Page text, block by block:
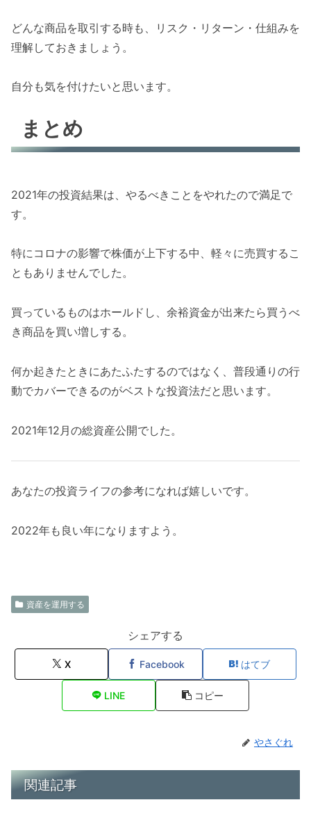
どんな商品を取引する時も、リスク・リターン・仕組みを
理解しておきましょう。
自分も気を付けたいと思います。
まとめ
2021年の投資結果は、やるべきことをやれたので満足で
す。
特にコロナの影響で株価が上下する中、軽々に売買するこ
ともありませんでした。
買っているものはホールドし、余裕資金が出来たら買うべ
き商品を買い増しする。
何か起きたときにあたふたするのではなく、普段通りの行
動でカバーできるのがベストな投資法だと思います。
2021年12月の総資産公開でした。
あなたの投資ライフの参考になれば嬉しいです。
2022年も良い年になりますよう。
資産を運用する
シェアする
X Facebook はてブ
LINE コピー
やさぐれ
関連記事